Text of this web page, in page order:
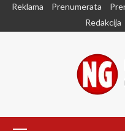
SkipReklama Prenumerata
Redakcija